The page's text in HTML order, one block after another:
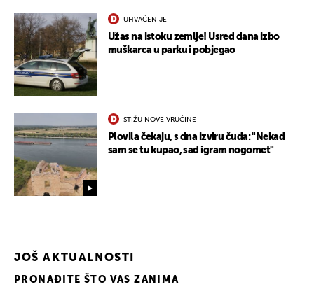
UHVAĆEN JE
Užas na istoku zemlje! Usred dana izbo
muškarca u parku i pobjegao
STIŽU NOVE VRUĆINE
Plovila čekaju, s dna izviru čuda: "Nekad
sam se tu kupao, sad igram nogomet"
JOŠ AKTUALNOSTI
PRONAĐITE ŠTO VAS ZANIMA
UKLJUČITE NOTIFIKACIJE